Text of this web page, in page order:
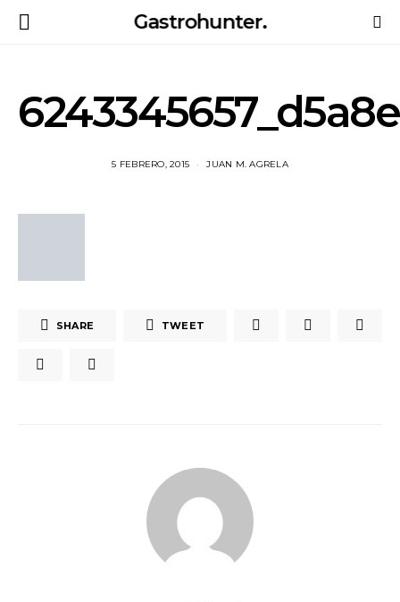
Gastrohunter.
5 FEBRERO, 2015 JUAN M. AGRELA
SHARE TWEET